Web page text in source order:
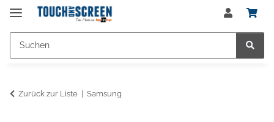
Zurück zur Liste Samsung